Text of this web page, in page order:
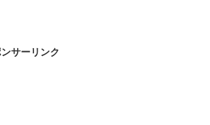
サーリンク